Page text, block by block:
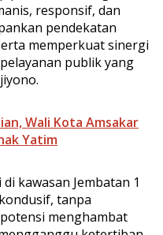
responsif, dan
pendekatan
memperkuat sinergi
publik yang
Wali Kota Amsakar
Yatim
kawasan Jembatan 1
tanpa
menghambat